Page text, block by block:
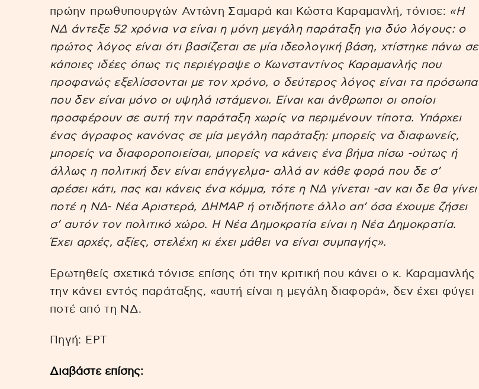
πρώην πρωθυπουργών Αντώνη Σαμαρά και Κώστα Καραμανλή, τόνισε: «Η
ΝΔ άντεξε 52 χρόνια να είναι η μόνη μεγάλη παράταξη για δύο λόγους: ο
πρώτος λόγος είναι ότι βασίζεται σε μία ιδεολογική βάση, χτίστηκε πάνω σε
κάποιες ιδέες όπως τις περιέγραψε ο Κωνσταντίνος Καραμανλής που
προφανώς εξελίσσονται με τον χρόνο, ο δεύτερος λόγος είναι τα πρόσωπα
που δεν είναι μόνο οι υψηλά ιστάμενοι. Είναι και άνθρωποι οι οποίοι
προσφέρουν σε αυτή την παράταξη χωρίς να περιμένουν τίποτα. Υπάρχει
ένας άγραφος κανόνας σε μία μεγάλη παράταξη: μπορείς να διαφωνείς,
μπορείς να διαφοροποιείσαι, μπορείς να κάνεις ένα βήμα πίσω -ούτως ή
άλλως η πολιτική δεν είναι επάγγελμα- αλλά αν κάθε φορά που δε σ’
αρέσει κάτι, πας και κάνεις ένα κόμμα, τότε η ΝΔ γίνεται -αν και δε θα γίνει
ποτέ η ΝΔ- Νέα Αριστερά, ΔΗΜΑΡ ή οτιδήποτε άλλο απ’ όσα έχουμε ζήσει
σ’ αυτόν τον πολιτικό χώρο. Η Νέα Δημοκρατία είναι η Νέα Δημοκρατία.
Έχει αρχές, αξίες, στελέχη κι έχει μάθει να είναι συμπαγής».
Ερωτηθείς σχετικά τόνισε επίσης ότι την κριτική που κάνει ο κ. Καραμανλής
την κάνει εντός παράταξης, «αυτή είναι η μεγάλη διαφορά», δεν έχει φύγει
ποτέ από τη ΝΔ.
Πηγή: EΡΤ
Διαβάστε επίσης: